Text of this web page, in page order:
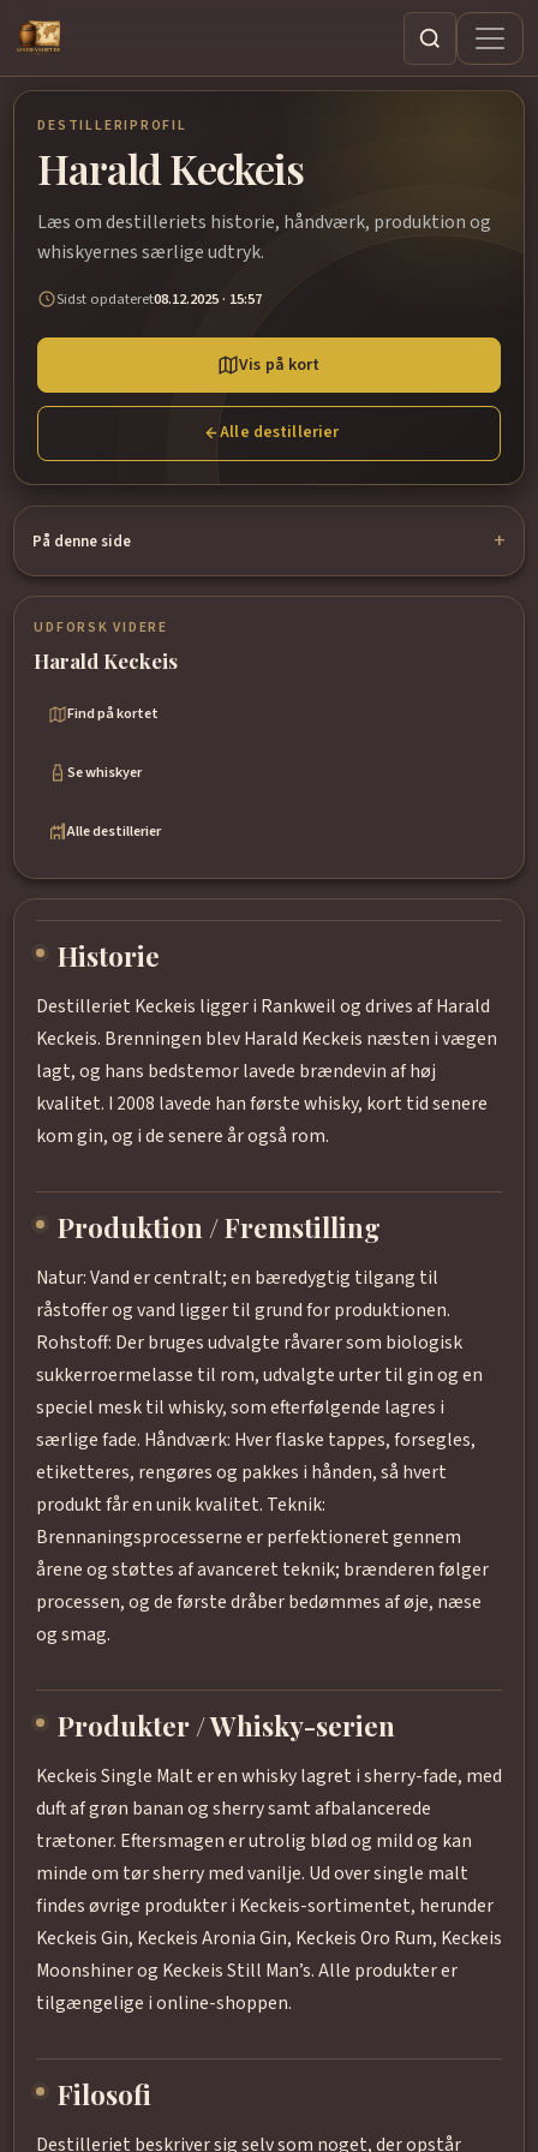
Søg
DESTILLERIPROFIL
Harald Keckeis
Læs om destilleriets historie, håndværk, produktion og
whiskyernes særlige udtryk.
Sidst opdateret08.12.2025 · 15:57
Vis på kort
Alle destillerier
På denne side
UDFORSK VIDERE
Harald Keckeis
Find på kortet
Se whiskyer
Alle destillerier
Historie
Destilleriet Keckeis ligger i Rankweil og drives af Harald
Keckeis. Brenningen blev Harald Keckeis næsten i vægen
lagt, og hans bedstemor lavede brændevin af høj
kvalitet. I 2008 lavede han første whisky, kort tid senere
kom gin, og i de senere år også rom.
Produktion / Fremstilling
Natur: Vand er centralt; en bæredygtig tilgang til
råstoffer og vand ligger til grund for produktionen.
Rohstoff: Der bruges udvalgte råvarer som biologisk
sukkerroermelasse til rom, udvalgte urter til gin og en
speciel mesk til whisky, som efterfølgende lagres i
særlige fade. Håndværk: Hver flaske tappes, forsegles,
etiketteres, rengøres og pakkes i hånden, så hvert
produkt får en unik kvalitet. Teknik:
Brennaningsprocesserne er perfektioneret gennem
årene og støttes af avanceret teknik; brænderen følger
processen, og de første dråber bedømmes af øje, næse
og smag.
Produkter / Whisky-serien
Keckeis Single Malt er en whisky lagret i sherry-fade, med
duft af grøn banan og sherry samt afbalancerede
trætoner. Eftersmagen er utrolig blød og mild og kan
minde om tør sherry med vanilje. Ud over single malt
findes øvrige produkter i Keckeis-sortimentet, herunder
Keckeis Gin, Keckeis Aronia Gin, Keckeis Oro Rum, Keckeis
Moonshiner og Keckeis Still Man’s. Alle produkter er
tilgængelige i online-shoppen.
Filosofi
Destilleriet beskriver sig selv som noget, der opstår